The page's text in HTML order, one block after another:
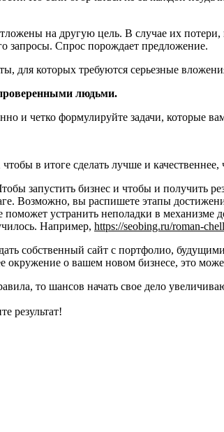
на другую цель. В случае их
запросы. Спрос порождает предложение.
для которых требуются серьезные
людьми.
и четко формулируйте задачи, которые
в итоге сделать лучше и
запустить бизнес и чтобы и получить
Возможно, вы распишете этапы
устранить неполадки в механизме
Например, https://seobing.ru/roman-
собственный сайт с портфолио,
о вашем новом бизнесе, это
то шансов начать свое дело
результат!